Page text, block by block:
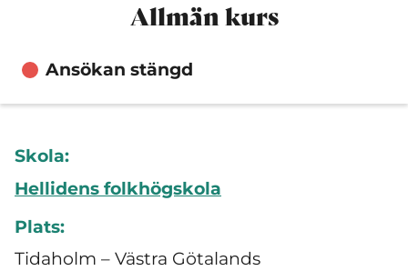
Allmän kurs
Ansökan stängd
Skola:
Hellidens folkhögskola
Plats:
Tidaholm – Västra Götalands